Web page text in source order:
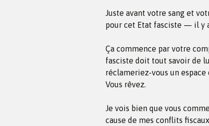
Juste avant votre sang et
pour cet Etat fasciste — il y
Ça commence par votre
fasciste doit tout savoir de
réclameriez-vous un espace
Vous rêvez.
Je vois bien que vous
cause de mes conflits